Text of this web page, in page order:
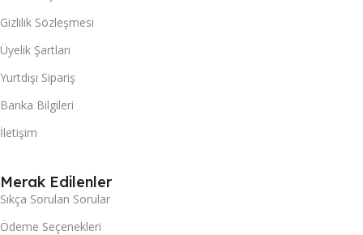
Gizlilik Sözleşmesi
Üyelik Şartları
Yurtdışı Sipariş
Banka Bilgileri
İletişim
Merak Edilenler
Sıkça Sorulan Sorular
Ödeme Seçenekleri